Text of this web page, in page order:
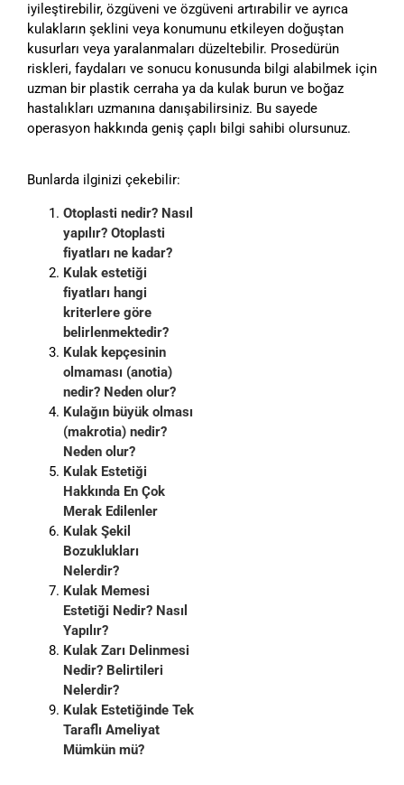
iyileştirebilir, özgüveni ve özgüveni artırabilir ve ayrıca
kulakların şeklini veya konumunu etkileyen doğuştan
kusurları veya yaralanmaları düzeltebilir. Prosedürün
riskleri, faydaları ve sonucu konusunda bilgi alabilmek için
uzman bir plastik cerraha ya da kulak burun ve boğaz
hastalıkları uzmanına danışabilirsiniz. Bu sayede
operasyon hakkında geniş çaplı bilgi sahibi olursunuz.
Bunlarda ilginizi çekebilir:
Otoplasti nedir? Nasıl
yapılır? Otoplasti
fiyatları ne kadar?
Kulak estetiği
fiyatları hangi
kriterlere göre
belirlenmektedir?
Kulak kepçesinin
olmaması (anotia)
nedir? Neden olur?
Kulağın büyük olması
(makrotia) nedir?
Neden olur?
Kulak Estetiği
Hakkında En Çok
Merak Edilenler
Kulak Şekil
Bozuklukları
Nelerdir?
Kulak Memesi
Estetiği Nedir? Nasıl
Yapılır?
Kulak Zarı Delinmesi
Nedir? Belirtileri
Nelerdir?
Kulak Estetiğinde Tek
Taraflı Ameliyat
Mümkün mü?